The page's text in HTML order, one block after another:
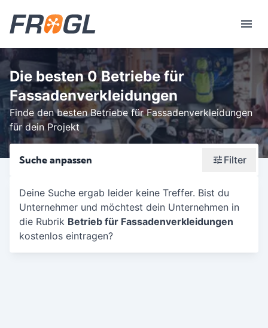
Die besten 0 Betriebe für
Fassadenverkleidungen
Finde den besten Betriebe für Fassadenverkleidungen
für dein Projekt
Suche anpassen Filter
Wonach suchst du?
Stadt oder Postleitzahl
Deine Suche ergab leider keine Treffer. Bist du
Unternehmer und möchtest dein Unternehmen in
die Rubrik Betrieb für Fassadenverkleidungen
kostenlos eintragen?